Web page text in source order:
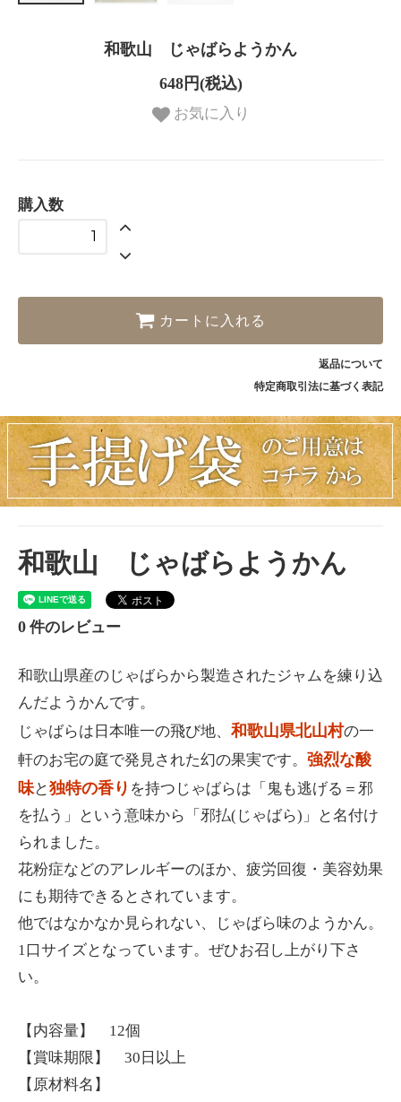
和歌山 じゃばらようかん
648円(税込)
お気に入り
購入数
カートに入れる
返品について
特定商取引法に基づく表記
和歌山 じゃばらようかん
0 件のレビュー
和歌山県産のじゃばらから製造されたジャムを練り込
んだようかんです。
じゃばらは日本唯一の飛び地、 和歌山県北山村の一
軒のお宅の庭で発見された幻の果実です。 強烈な酸
味と独特の香り を持つじゃばらは「鬼も逃げる＝邪
を払う」という意味から「邪払(じゃばら)」と名付け
られました。
花粉症などのアレルギーのほか、疲労回復・美容効果
にも期待できるとされています。
他ではなかなか見られない、じゃばら味のようかん。
1口サイズとなっています。ぜひお召し上がり下さ
い。
【内容量】 12個
【賞味期限】 30日以上
【原材料名】